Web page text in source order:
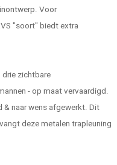
Voor
"soort" biedt extra
drie zichtbare
- op maat vervaardigd.
naar wens afgewerkt. Dit
deze metalen trapleuning